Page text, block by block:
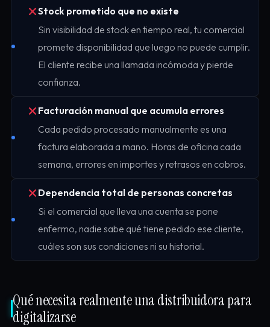
Stock prometido que no existe
Sin visibilidad de stock en tiempo real, tu comercial
promete disponibilidad que luego no puede cumplir.
El cliente recibe una llamada incómoda y pierde
confianza.
Facturación manual que acumula errores
Cada pedido procesado manualmente es una
factura elaborada a mano. Horas de oficina cada
semana, errores en importes y retrasos en cobros.
Dependencia total de personas concretas
Si el comercial que lleva una cuenta se pone
enfermo, nadie sabe qué tiene pedido ese cliente,
cuáles son sus condiciones ni su historial.
Qué necesita realmente una distribuidora para
digitalizarse